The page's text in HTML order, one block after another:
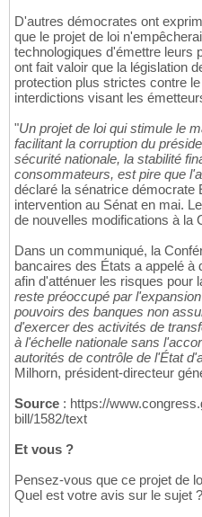
D'autres démocrates ont
que le projet de loi
technologiques d'émettre leurs
ont fait valoir que la législation
protection plus strictes contre
interdictions visant les
"Un projet de loi qui stimule le
facilitant la corruption du
sécurité nationale, la stabilité
consommateurs, est pire que
déclaré la sénatrice démocrate
intervention au Sénat en mai.
de nouvelles modifications à la
Dans un communiqué, la
bancaires des États a appelé à
afin d'atténuer les risques pour
reste préoccupé par
pouvoirs des banques non
d'exercer des activités de
à l'échelle nationale sans
autorités de contrôle de l'État
Milhorn, président-directeur
Source : https://
bill/1582/text
Et vous ?
Pensez-vous que ce projet de
Quel est votre avis sur le sujet ?